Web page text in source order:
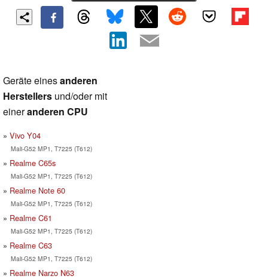
Geräte einesanderen
Herstellers und/oder mit
eineranderen CPU
Vivo Y04
Mali-G52 MP1, T7225 (T612)
Realme C65s
Mali-G52 MP1, T7225 (T612)
Realme Note 60
Mali-G52 MP1, T7225 (T612)
Realme C61
Mali-G52 MP1, T7225 (T612)
Realme C63
Mali-G52 MP1, T7225 (T612)
Realme Narzo N63